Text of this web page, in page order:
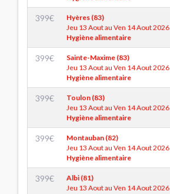
399€
Hyères (83)
Jeu 13 Aout au Ven 14 Aout 2026
Hygiène alimentaire
399€
Sainte-Maxime (83)
Jeu 13 Aout au Ven 14 Aout 2026
Hygiène alimentaire
399€
Toulon (83)
Jeu 13 Aout au Ven 14 Aout 2026
Hygiène alimentaire
399€
Montauban (82)
Jeu 13 Aout au Ven 14 Aout 2026
Hygiène alimentaire
399€
Albi (81)
Jeu 13 Aout au Ven 14 Aout 2026